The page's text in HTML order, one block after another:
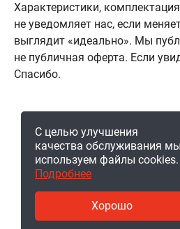
Характеристики,
не уведомляет нас, если
выглядит «идеально». Мы
не публичная оферта. Если
Спасибо.
С целью улучшения
качества обслуживания мы
используем файлы cookies.
Подробнее
Хорошо